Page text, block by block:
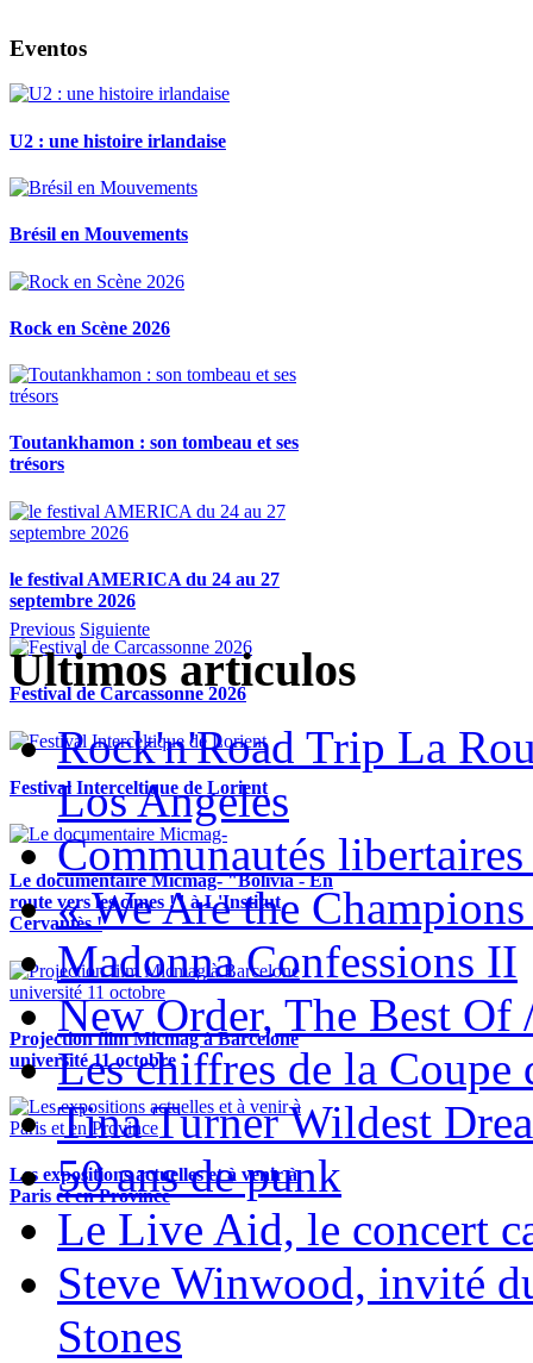
Eventos
U2 : une histoire irlandaise
Brésil en Mouvements
Rock en Scène 2026
Toutankhamon : son tombeau et ses
trésors
le festival AMERICA du 24 au 27
septembre 2026
Festival de Carcassonne 2026
Festival Interceltique de Lorient
Le documentaire Micmag- "Bolivia - En
route vers les cimes !" à L'Institut
Cervantès !
Projection film Micmag à Barcelone
université 11 octobre
Les expositions actuelles et à venir à
Paris et en Province
Previous Siguiente
Ultimos articulos
Rock'n'Road Trip La
Los Angeles
Communautés libertaires
« We Are the
Madonna Confessions II
New Order, The Best Of
Les chiffres de la Coupe
Tina Turner Wildest
50 ans de punk
Le Live Aid, le concert
Steve Winwood, invité
Stones